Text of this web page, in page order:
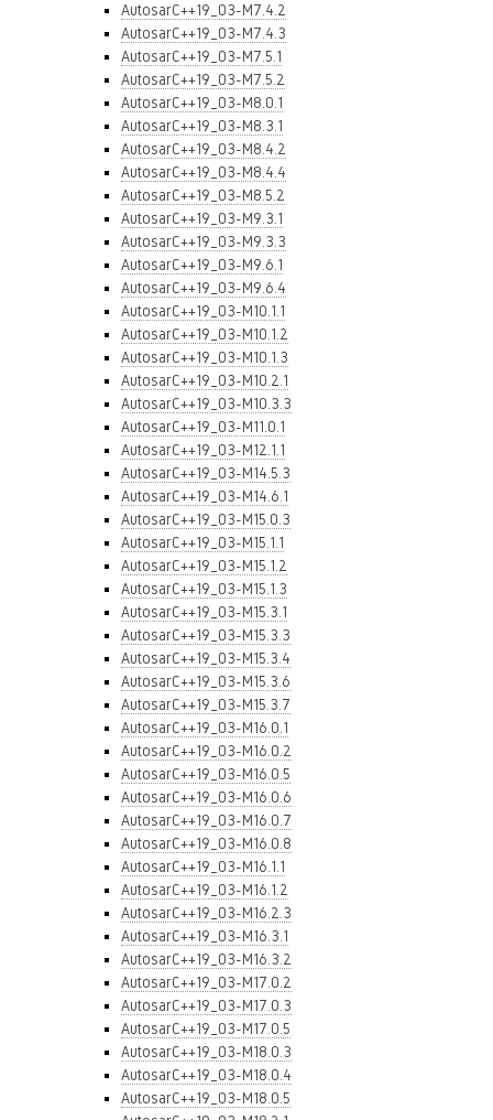
AutosarC++19_03-M7.4.2
AutosarC++19_03-M7.4.3
AutosarC++19_03-M7.5.1
AutosarC++19_03-M7.5.2
AutosarC++19_03-M8.0.1
AutosarC++19_03-M8.3.1
AutosarC++19_03-M8.4.2
AutosarC++19_03-M8.4.4
AutosarC++19_03-M8.5.2
AutosarC++19_03-M9.3.1
AutosarC++19_03-M9.3.3
AutosarC++19_03-M9.6.1
AutosarC++19_03-M9.6.4
AutosarC++19_03-M10.1.1
AutosarC++19_03-M10.1.2
AutosarC++19_03-M10.1.3
AutosarC++19_03-M10.2.1
AutosarC++19_03-M10.3.3
AutosarC++19_03-M11.0.1
AutosarC++19_03-M12.1.1
AutosarC++19_03-M14.5.3
AutosarC++19_03-M14.6.1
AutosarC++19_03-M15.0.3
AutosarC++19_03-M15.1.1
AutosarC++19_03-M15.1.2
AutosarC++19_03-M15.1.3
AutosarC++19_03-M15.3.1
AutosarC++19_03-M15.3.3
AutosarC++19_03-M15.3.4
AutosarC++19_03-M15.3.6
AutosarC++19_03-M15.3.7
AutosarC++19_03-M16.0.1
AutosarC++19_03-M16.0.2
AutosarC++19_03-M16.0.5
AutosarC++19_03-M16.0.6
AutosarC++19_03-M16.0.7
AutosarC++19_03-M16.0.8
AutosarC++19_03-M16.1.1
AutosarC++19_03-M16.1.2
AutosarC++19_03-M16.2.3
AutosarC++19_03-M16.3.1
AutosarC++19_03-M16.3.2
AutosarC++19_03-M17.0.2
AutosarC++19_03-M17.0.3
AutosarC++19_03-M17.0.5
AutosarC++19_03-M18.0.3
AutosarC++19_03-M18.0.4
AutosarC++19_03-M18.0.5